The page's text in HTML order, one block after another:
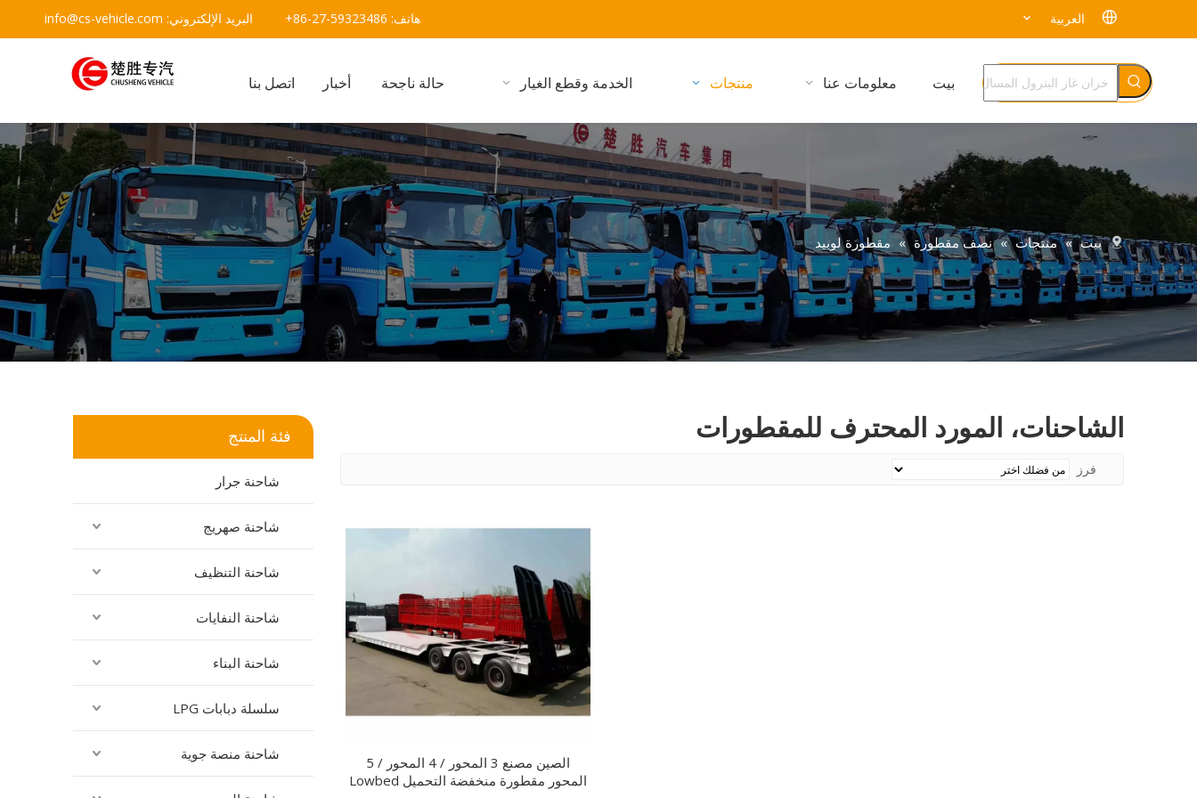
هاتف: 59323486-27-86+ البريد الإلكتروني: info@cs-vehicle.com العربية
بيت معلومات عنا منتجات الخدمة وقطع الغيار حالة ناجحة أخبار اتصل بنا
بيت » منتجات » نصف مقطورة » مقطورة لوبيد
فئة المنتج
شاحنة جرار
شاحنة صهريج
شاحنة التنظيف
شاحنة النفايات
شاحنة البناء
سلسلة دبابات LPG
شاحنة منصة جوية
الشاحنات، المورد المحترف للمقطورات
فرز
الصين مصنع 3 المحور / 4 المحور / 5
المحور مقطورة منخفضة التحميل Lowbed